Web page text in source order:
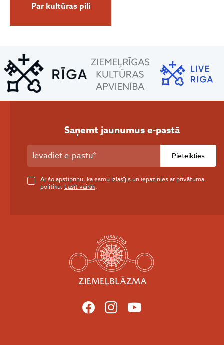
Par kultūras pili
Saņemt jaunumus e-pastā
Pieteikties
Ar šo apstiprinu, ka esmu izlasījis un iepazinies ar privātuma
politiku. Lasīt vairāk.